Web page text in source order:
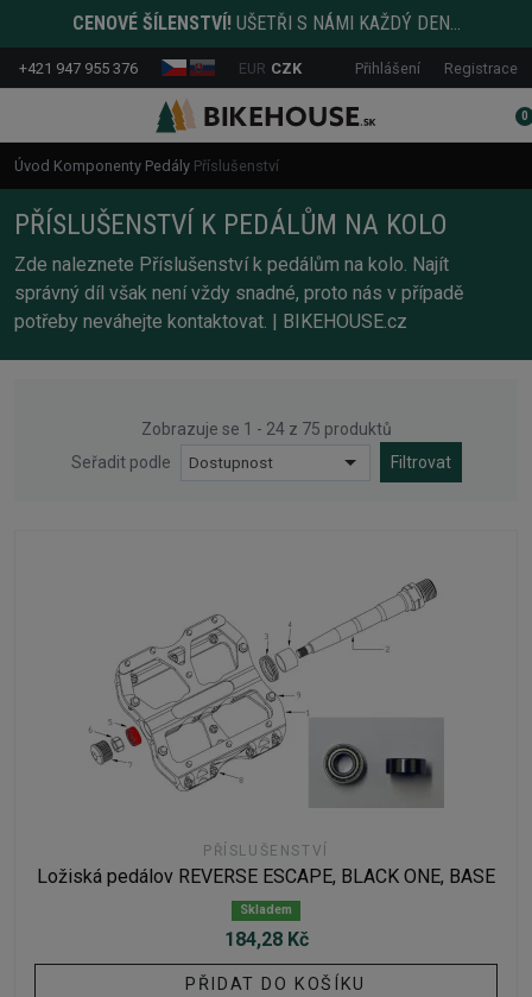
CENOVÉ ŠÍLENSTVÍ! UŠETŘI S NÁMI KAŽDÝ DEN...
+421 947 955 376 EUR CZK Přihlášení Registrace
0
Úvod Komponenty Pedály Příslušenství
PŘÍSLUŠENSTVÍ K PEDÁLŮM NA KOLO
Zde naleznete Příslušenství k pedálům na kolo. Najít
správný díl však není vždy snadné, proto nás v případě
potřeby neváhejte kontaktovat. | BIKEHOUSE.cz
Zobrazuje se 1 - 24 z 75 produktů
Seřadit podle
Dostupnost Filtrovat
PŘÍSLUŠENSTVÍ
Ložiská pedálov REVERSE ESCAPE, BLACK ONE, BASE
Skladem
184,28 Kč
PŘIDAT DO KOŠÍKU